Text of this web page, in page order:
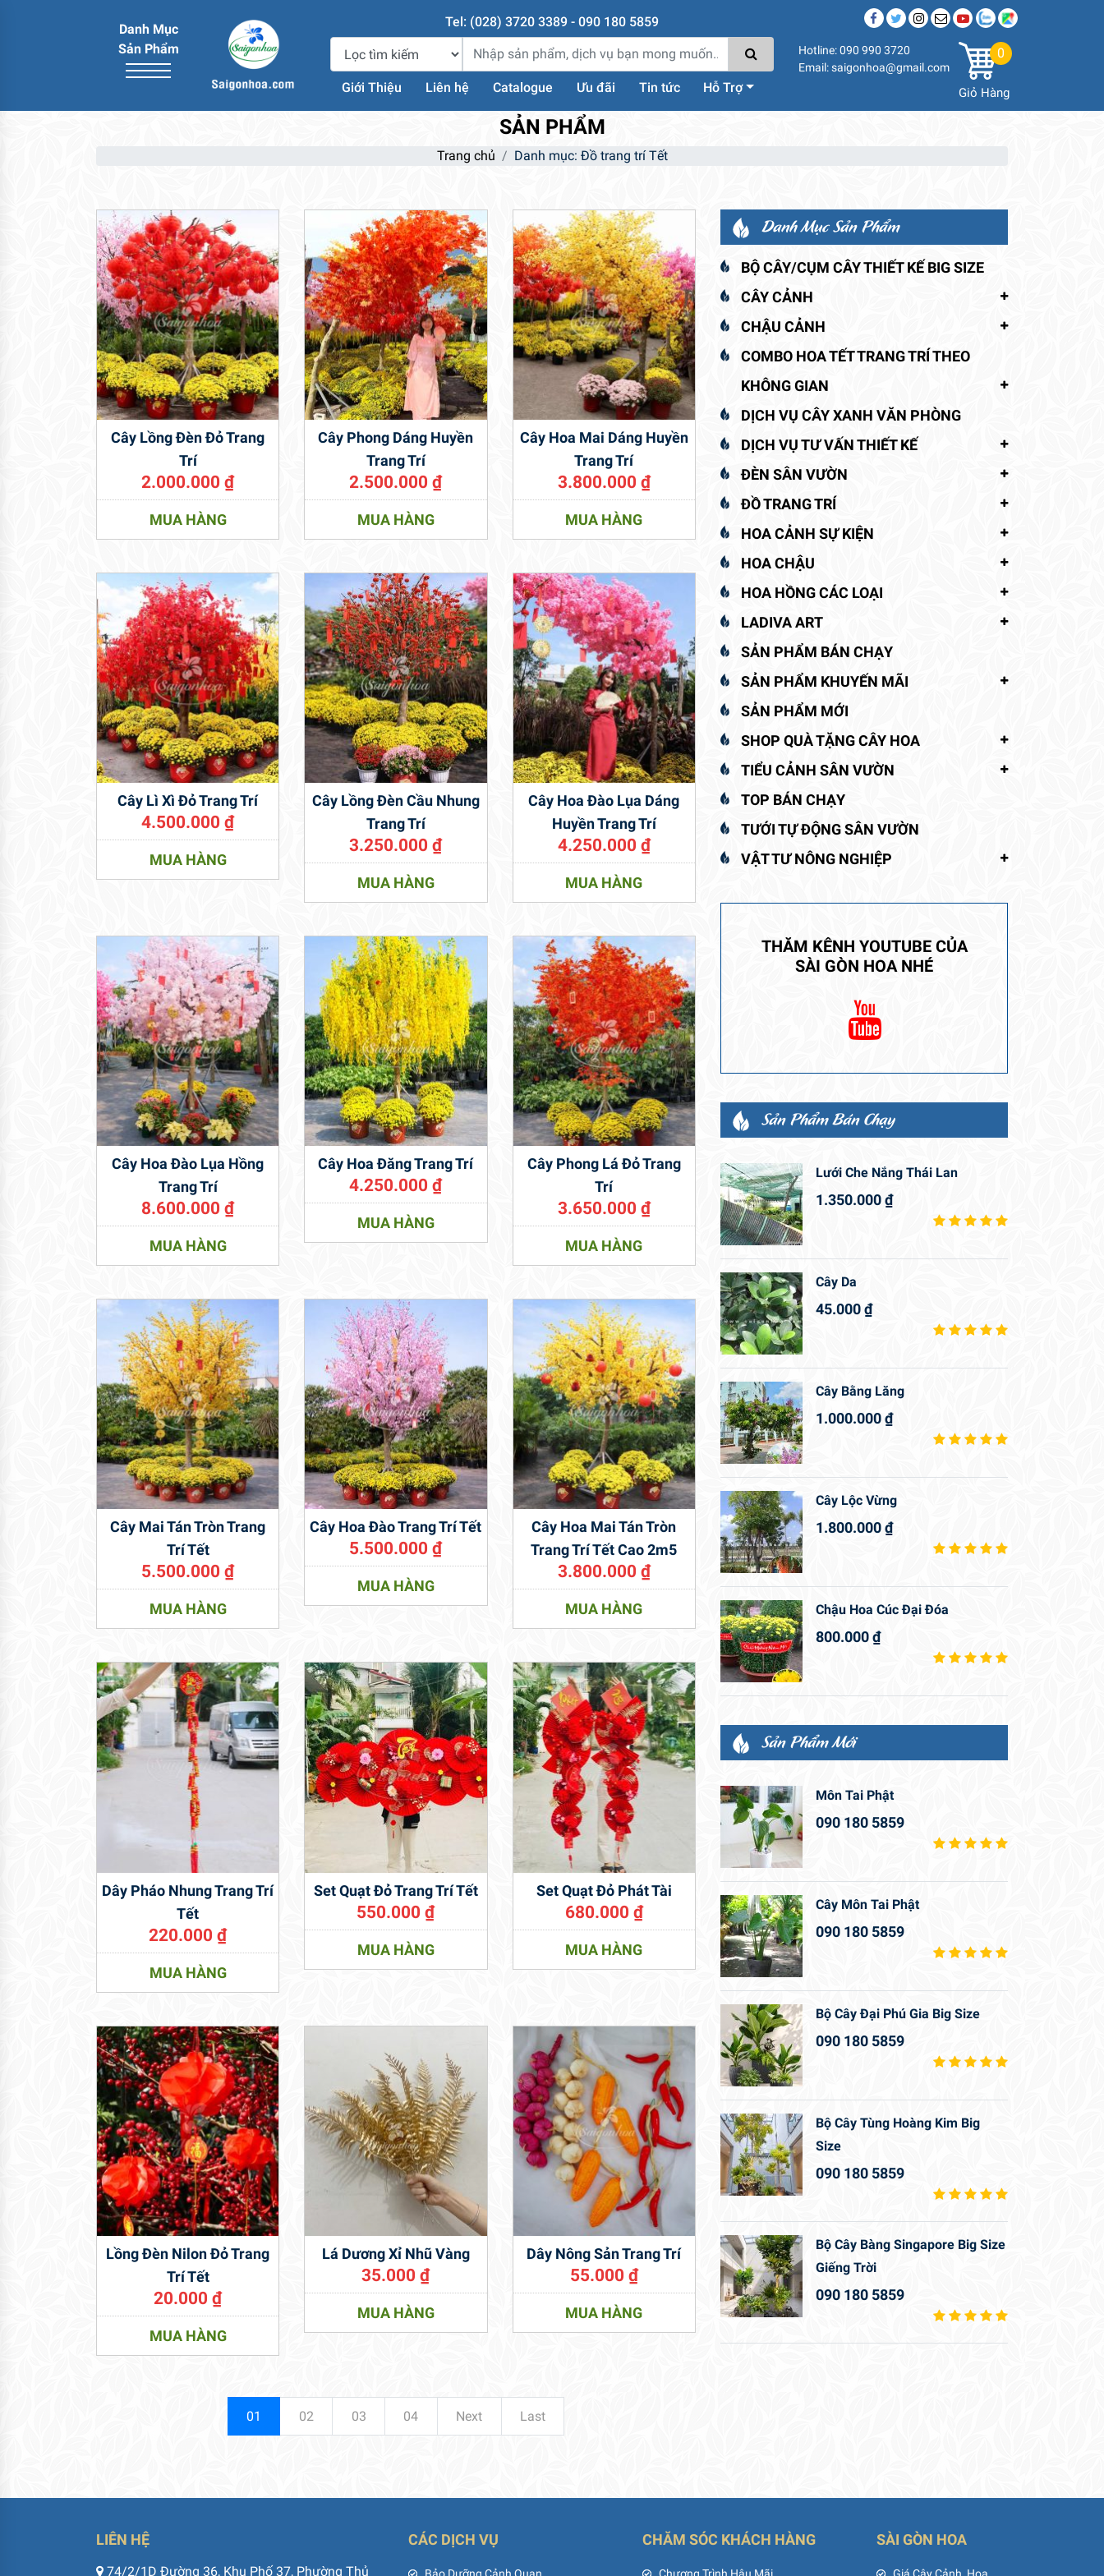
Danh Mục
Sản Phẩm
Tel: (028) 3720 3389 - 090 180 5859
Giới Thiệu Liên hệ Catalogue Ưu đãi Tin tức Hỗ Trợ
Hotline: 090 990 3720
Email: saigonhoa@gmail.com
0
Giỏ Hàng
SẢN PHẨM
Trang chủ Danh mục: Đồ trang trí Tết
Cây Lồng Đèn Đỏ Trang
Trí
2.000.000₫
MUA HÀNG
Cây Phong Dáng Huyền
Trang Trí
2.500.000₫
MUA HÀNG
Cây Hoa Mai Dáng Huyền
Trang Trí
3.800.000 ₫
MUA HÀNG
Cây Lì Xì Đỏ Trang Trí
4.500.000₫
MUA HÀNG
Cây Lồng Đèn Cầu Nhung
Trang Trí
3.250.000₫
MUA HÀNG
Cây Hoa Đào Lụa Dáng
Huyền Trang Trí
4.250.000 ₫
MUA HÀNG
Cây Hoa Đào Lụa Hồng
Trang Trí
8.600.000₫
MUA HÀNG
Cây Hoa Đăng Trang Trí
4.250.000₫
MUA HÀNG
Cây Phong Lá Đỏ Trang
Trí
3.650.000 ₫
MUA HÀNG
Cây Mai Tán Tròn Trang
Trí Tết
5.500.000₫
MUA HÀNG
Cây Hoa Đào Trang Trí Tết
5.500.000₫
MUA HÀNG
Cây Hoa Mai Tán Tròn
Trang Trí Tết Cao 2m5
3.800.000 ₫
MUA HÀNG
Dây Pháo Nhung Trang Trí
Tết
220.000₫
MUA HÀNG
Set Quạt Đỏ Trang Trí Tết
550.000₫
MUA HÀNG
Set Quạt Đỏ Phát Tài
680.000 ₫
MUA HÀNG
Lồng Đèn Nilon Đỏ Trang
Trí Tết
20.000₫
MUA HÀNG
Lá Dương Xỉ Nhũ Vàng
35.000₫
MUA HÀNG
Dây Nông Sản Trang Trí
55.000 ₫
MUA HÀNG
01 02 03 04 Next Last
Danh Mục Sản Phẩm
BỘ CÂY/CỤM CÂY THIẾT KẾ BIG SIZE
CÂY CẢNH
CHẬU CẢNH
COMBO HOA TẾT TRANG TRÍ THEO
KHÔNG GIAN
DỊCH VỤ CÂY XANH VĂN PHÒNG
DỊCH VỤ TƯ VẤN THIẾT KẾ
ĐÈN SÂN VƯỜN
ĐỒ TRANG TRÍ
HOA CẢNH SỰ KIỆN
HOA CHẬU
HOA HỒNG CÁC LOẠI
LADIVA ART
SẢN PHẨM BÁN CHẠY
SẢN PHẨM KHUYẾN MÃI
SẢN PHẨM MỚI
SHOP QUÀ TẶNG CÂY HOA
TIỂU CẢNH SÂN VƯỜN
TOP BÁN CHẠY
TƯỚI TỰ ĐỘNG SÂN VƯỜN
VẬT TƯ NÔNG NGHIỆP
THĂM KÊNH YOUTUBE CỦA
SÀI GÒN HOA NHÉ
Sản Phẩm Bán Chạy
Lưới Che Nắng Thái Lan
1.350.000₫
Cây Da
45.000₫
Cây Bằng Lăng
1.000.000₫
Cây Lộc Vừng
1.800.000₫
Chậu Hoa Cúc Đại Đóa
800.000₫
Sản Phẩm Mới
Môn Tai Phật
090 180 5859
Cây Môn Tai Phật
090 180 5859
Bộ Cây Đại Phú Gia Big Size
090 180 5859
Bộ Cây Tùng Hoàng Kim Big
Size
090 180 5859
Bộ Cây Bàng Singapore Big Size
Giếng Trời
090 180 5859
LIÊN HỆ
74/2/1D Đường 36, Khu Phố 37, Phường Thủ
CÁC DỊCH VỤ CHĂM SÓC KHÁCH HÀNG SÀI GÒN HOA